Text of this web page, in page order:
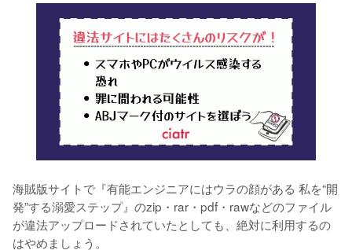
海賊版サイトで『有能エンジニアにはウラの顔がある 私を“開
発”する溺愛ステップ』のzip・rar・pdf・rawなどのファイル
が違法アップロードされていたとしても、絶対に利用するの
はやめましょう。